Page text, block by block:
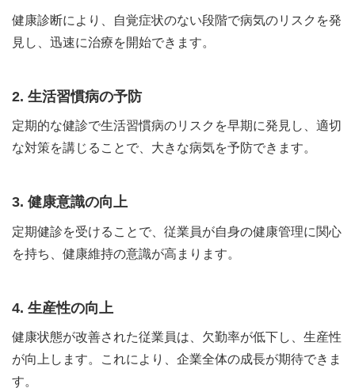
健康診断により、自覚症状のない段階で病気のリスクを発
見し、迅速に治療を開始できます。
2. 生活習慣病の予防
定期的な健診で生活習慣病のリスクを早期に発見し、適切
な対策を講じることで、大きな病気を予防できます。
3. 健康意識の向上
定期健診を受けることで、従業員が自身の健康管理に関心
を持ち、健康維持の意識が高まります。
4. 生産性の向上
健康状態が改善された従業員は、欠勤率が低下し、生産性
が向上します。これにより、企業全体の成長が期待できま
す。